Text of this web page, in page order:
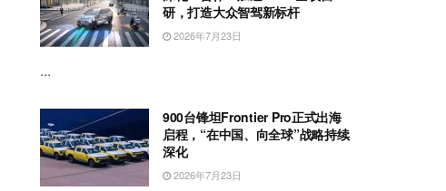
研，打造大众智驾新标杆
2026年7月23日
...
900台锋坦Frontier Pro正式出海
启程，“在中国、向全球”战略持续
深化
2026年7月23日